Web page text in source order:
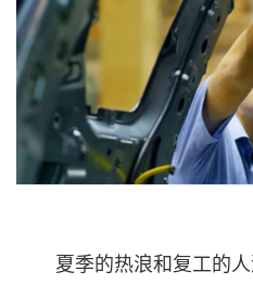
夏季的热浪和复工的人